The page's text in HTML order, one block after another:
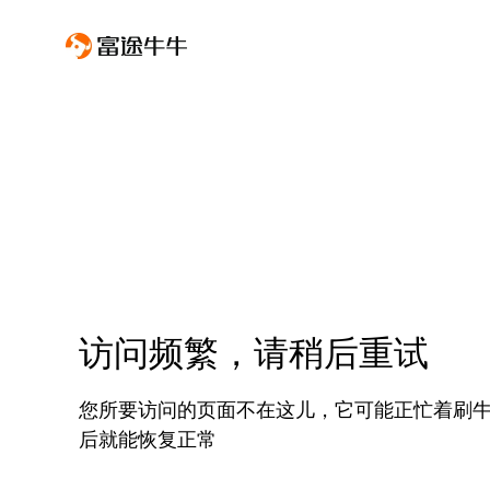
访问频繁，请稍后重试
您所要访问的页面不在这儿，它可能正忙着刷
后就能恢复正常